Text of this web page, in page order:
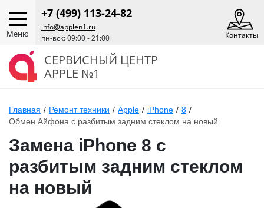
Меню
+7 (499) 113-24-82
info@applen1.ru
пн-вск: 09:00 - 21:00
Контакты
СЕРВИСНЫЙ ЦЕНТР
APPLE №1
Главная / Ремонт техники / Apple / iPhone / 8 /
Обмен Айфона с разбитым задним стеклом на новый
Замена iPhone 8 с
разбитым задним стеклом
на новый